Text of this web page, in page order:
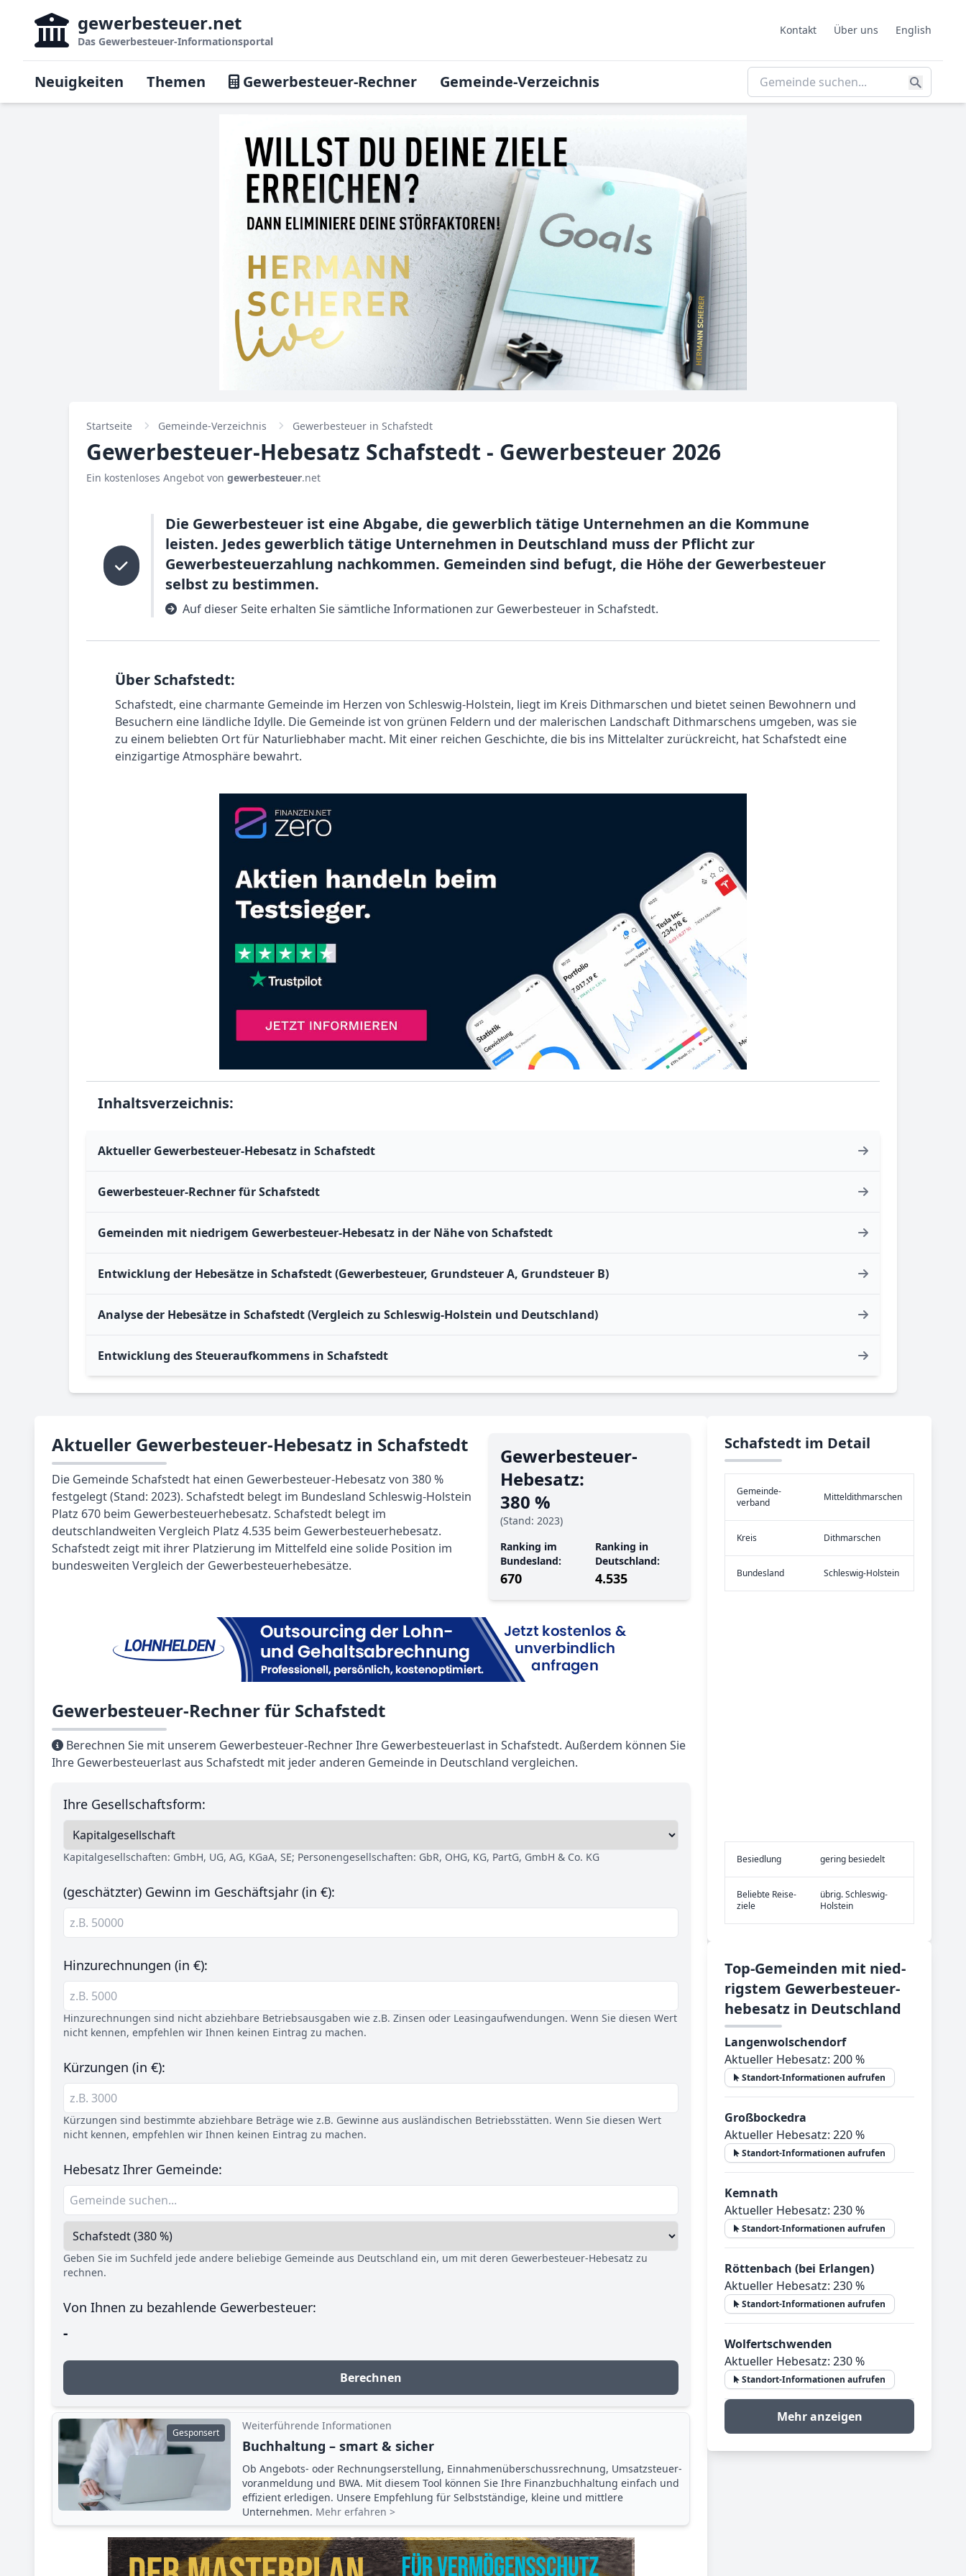
gewerbesteuer.net
Das Gewerbesteuer-Informationsportal
Kontakt Über uns English
Neuigkeiten Themen Gewerbesteuer-Rechner Gemeinde-Verzeichnis
Startseite Gemeinde-Verzeichnis Gewerbesteuer in Schafstedt
Gewerbesteuer-Hebesatz Schafstedt - Gewerbesteuer 2026
Ein kostenloses Angebot von gewerbesteuer.net
Die Gewerbesteuer ist eine Abgabe, die gewerblich tätige Unternehmen an die Kommune
leisten. Jedes gewerblich tätige Unternehmen in Deutschland muss der Pflicht zur
Gewerbesteuerzahlung nachkommen. Gemeinden sind befugt, die Höhe der Gewerbesteuer
selbst zu bestimmen.
Auf dieser Seite erhalten Sie sämtliche Informationen zur Gewerbesteuer in Schafstedt.
Über Schafstedt:
Schafstedt, eine charmante Gemeinde im Herzen von Schleswig-Holstein, liegt im Kreis Dithmarschen und bietet seinen Bewohnern und
Besuchern eine ländliche Idylle. Die Gemeinde ist von grünen Feldern und der malerischen Landschaft Dithmarschens umgeben, was sie
zu einem beliebten Ort für Naturliebhaber macht. Mit einer reichen Geschichte, die bis ins Mittelalter zurückreicht, hat Schafstedt eine
einzigartige Atmosphäre bewahrt.
Inhaltsverzeichnis:
Aktueller Gewerbesteuer-Hebesatz in Schafstedt
Gewerbesteuer-Rechner für Schafstedt
Gemeinden mit niedrigem Gewerbesteuer-Hebesatz in der Nähe von Schafstedt
Entwicklung der Hebesätze in Schafstedt (Gewerbesteuer, Grundsteuer A, Grundsteuer B)
Analyse der Hebesätze in Schafstedt (Vergleich zu Schleswig-Holstein und Deutschland)
Entwicklung des Steueraufkommens in Schafstedt
Aktueller Gewerbesteuer-Hebesatz in Schafstedt
Die Gemeinde Schafstedt hat einen Gewerbesteuer-Hebesatz von 380 %
festgelegt (Stand: 2023). Schafstedt belegt im Bundesland Schleswig-Holstein
Platz 670 beim Gewerbesteuerhebesatz. Schafstedt belegt im
deutschlandweiten Vergleich Platz 4.535 beim Gewerbesteuerhebesatz.
Schafstedt zeigt mit ihrer Platzierung im Mittelfeld eine solide Position im
bundesweiten Vergleich der Gewerbesteuerhebesätze.
Gewerbe­steuer-
Hebe­satz:
380 %
(Stand: 2023)
Ranking im
Bundesland:
670
Ranking in
Deutschland:
4.535
Gewerbesteuer-Rechner für Schafstedt
Berechnen Sie mit unserem Gewerbesteuer-Rechner Ihre Gewerbesteuerlast in Schafstedt. Außerdem können Sie
Ihre Gewerbesteuerlast aus Schafstedt mit jeder anderen Gemeinde in Deutschland vergleichen.
Ihre Gesellschaftsform:
Kapitalgesellschaften: GmbH, UG, AG, KGaA, SE; Personengesellschaften: GbR, OHG, KG, PartG, GmbH & Co. KG
(geschätzter) Gewinn im Geschäftsjahr (in €):
Hinzurechnungen (in €):
Hinzurechnungen sind nicht abziehbare Betriebsausgaben wie z.B. Zinsen oder Leasingaufwendungen. Wenn Sie diesen Wert
nicht kennen, empfehlen wir Ihnen keinen Eintrag zu machen.
Kürzungen (in €):
Kürzungen sind bestimmte abziehbare Beträge wie z.B. Gewinne aus ausländischen Betriebsstätten. Wenn Sie diesen Wert
nicht kennen, empfehlen wir Ihnen keinen Eintrag zu machen.
Hebesatz Ihrer Gemeinde:
Geben Sie im Suchfeld jede andere beliebige Gemeinde aus Deutschland ein, um mit deren Gewerbesteuer-Hebesatz zu
rechnen.
Von Ihnen zu bezahlende Gewerbesteuer:
-
Berechnen
Gesponsert
Weiterführende Informationen
Buchhaltung – smart & sicher
Ob Angebots- oder Rechnungserstellung, Einnahmenüberschuss­rechnung, Umsatzsteuer­
voranmeldung und BWA. Mit diesem Tool können Sie Ihre Finanz­buchhaltung einfach und
effizient erledigen. Unsere Empfehlung für Selbstständige, kleine und mittlere
Unternehmen. Mehr erfahren >
Schafstedt im Detail
Gemeinde­
verband
Mitteldithmarschen
Kreis Dithmarschen
Bundes­land Schleswig-Holstein
Be­sied­lung gering besiedelt
Be­lieb­te Rei­se­
zie­le
übrig. Schleswig-
Holstein
Top-­Ge­mein­den mit nied­
rig­stem Ge­wer­be­steu­er­
he­be­satz in Deutsch­land
Langenwolschendorf
Aktueller Hebesatz: 200 %
Standort-Informationen aufrufen
Großbockedra
Aktueller Hebesatz: 220 %
Standort-Informationen aufrufen
Kemnath
Aktueller Hebesatz: 230 %
Standort-Informationen aufrufen
Röttenbach (bei Erlangen)
Aktueller Hebesatz: 230 %
Standort-Informationen aufrufen
Wolfertschwenden
Aktueller Hebesatz: 230 %
Standort-Informationen aufrufen
Mehr anzeigen